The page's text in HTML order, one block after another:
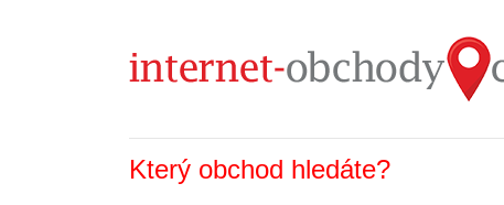
Který obchod hledáte?